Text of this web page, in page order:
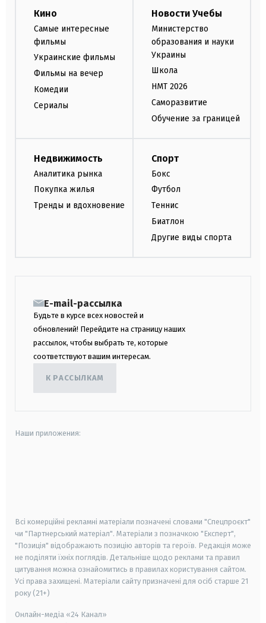
Кино
Самые интересные
фильмы
Украинские фильмы
Фильмы на вечер
Комедии
Сериалы
Новости Учебы
Министерство
образования и науки
Украины
Школа
НМТ 2026
Саморазвитие
Обучение за границей
Недвижимость
Аналитика рынка
Покупка жилья
Тренды и вдохновение
Спорт
Бокс
Футбол
Теннис
Биатлон
Другие виды спорта
E-mail-рассылка
Будьте в курсе всех новостей и
обновлений! Перейдите на страницу наших
рассылок, чтобы выбрать те, которые
соответствуют вашим интересам.
К РАССЫЛКАМ
Наши приложения:
Всі комерційні рекламні матеріали позначені словами "Спецпроєкт"
чи "Партнерський матеріал". Матеріали з позначкою "Експерт",
"Позиція" відображають позицію авторів та героїв. Редакція може
не поділяти їхніх поглядів. Детальніше щодо реклами та правил
цитування можна ознайомитись в правилах користування сайтом.
Усі права захищені. Матеріали сайту призначені для осіб старше 21
року (21+)
Онлайн-медіа «24 Канал»